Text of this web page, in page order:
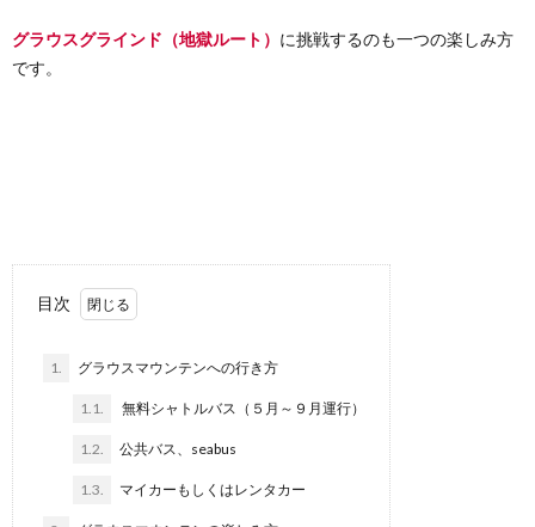
グラウスグラインド（地獄ルート） に挑戦するのも一つの楽しみ方
です。
目次
1. グラウスマウンテンへの行き方
1.1. 無料シャトルバス（５月～９月運行）
1.2. 公共バス、seabus
1.3. マイカーもしくはレンタカー